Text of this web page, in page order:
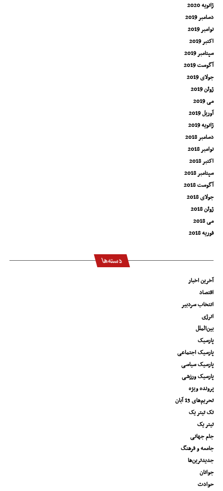
ژانویه 2020
دسامبر 2019
نوامبر 2019
اکتبر 2019
سپتامبر 2019
آگوست 2019
جولای 2019
ژوئن 2019
می 2019
آوریل 2019
ژانویه 2019
دسامبر 2018
نوامبر 2018
اکتبر 2018
سپتامبر 2018
آگوست 2018
جولای 2018
ژوئن 2018
می 2018
فوریه 2018
دسته‌ها
آخرین اخبار
اقتصاد
انتخاب سردبیر
انرژی
بین‌الملل
پارسیک
پارسیک اجتماعی
پارسیک سیاسی
پارسیک ورزشی
پرونده ویژه
تحریم‌های 13 آبان
تک تیتر یک
تیتر یک
جام جهانی
جامعه و فرهنگ
جدیدترین‌ها
جوانان
حوادث